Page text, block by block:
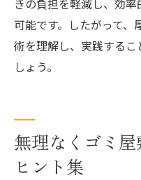
きの負担を軽減し、効
可能です。したがって
術を理解し、実践する
しょう。
無理なくゴミ
ヒント集